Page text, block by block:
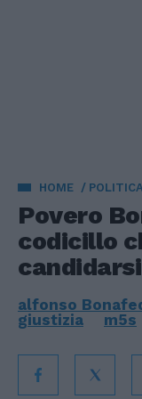
HOME
Povero
codicillo
alfonso
giustizia
m5s